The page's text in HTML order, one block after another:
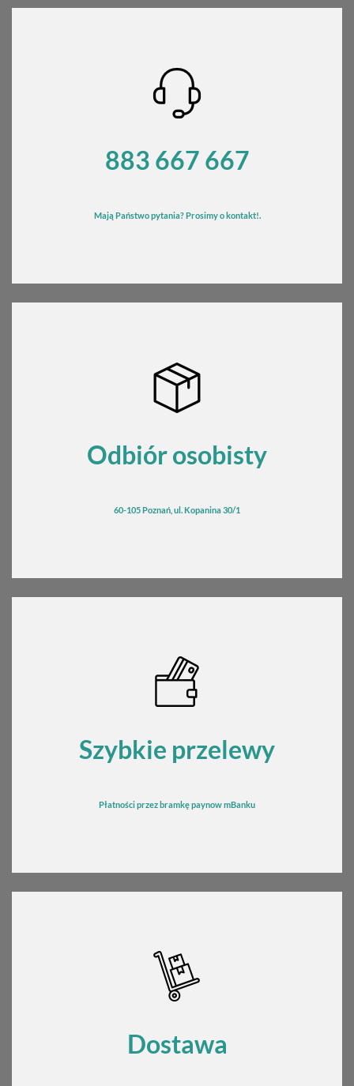
883 667 667
Mają Państwo pytania? Prosimy o kontakt!.
Odbiór osobisty
60-105 Poznań, ul. Kopanina 30/1
Szybkie przelewy
Płatności przez bramkępaynow mBanku
Dostawa